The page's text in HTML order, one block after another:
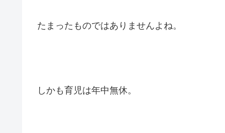
たまったものではありませんよね。
しかも育児は年中無休。